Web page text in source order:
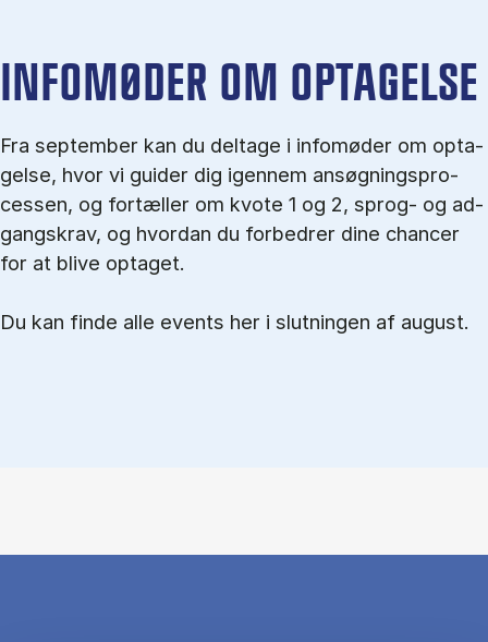
IN­FO­MØ­DER OM OP­TA­GEL­SE
Fra september kan du del­tage i in­fo­mø­der om op­ta­
gel­se, hvor vi gu­i­der dig igen­nem an­søg­nings­pro­
ces­sen, og for­tæl­ler om kvo­te 1 og 2, sprog- og ad­
gangs­krav, og hvordan du forbedrer dine chancer
for at blive optaget.
Du kan finde alle events her i slutningen af august.